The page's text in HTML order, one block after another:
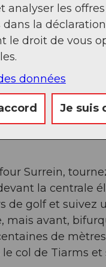
Surrein,
la centrale
de golf et suivez
mais avant,
de
col de Tiarms et
analyser les
la
le droit de vous
données
Je suis